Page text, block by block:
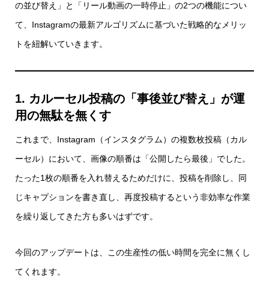
の並び替え」と「リール動画の一時停止」の2つの機能につい
て、Instagramの最新アルゴリズムに基づいた戦略的なメリッ
トを紐解いていきます。
1. カルーセル投稿の「事後並び替え」が運
用の無駄を無くす
これまで、Instagram（インスタグラム）の複数枚投稿（カル
ーセル）において、画像の順番は「公開したら最後」でした。
たった1枚の順番を入れ替えるためだけに、投稿を削除し、同
じキャプションを書き直し、再度投稿するという非効率な作業
を繰り返してきた方も多いはずです。
今回のアップデートは、この生産性の低い時間を完全に無くし
てくれます。